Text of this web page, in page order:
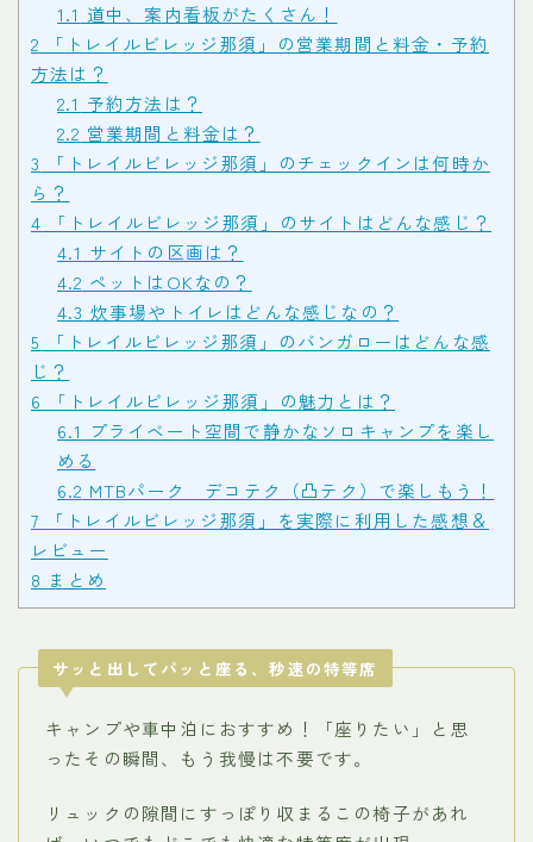
1.1 道中、案内看板がたくさん！
2 「トレイルビレッジ那須」の営業期間と料金・予約
方法は？
2.1 予約方法は？
2.2 営業期間と料金は？
3
「トレイルビレッジ那須」のチェックインは何時か
ら？
4 「トレイルビレッジ那須」のサイトはどんな感じ？
4.1 サイトの区画は？
4.2 ペットはOKなの？
4.3 炊事場やトイレはどんな感じなの？
5
「トレイルビレッジ那須」のバンガローはどんな感
じ？
6
「トレイルビレッジ那須」の魅力とは？
6.1 プライベート空間で静かなソロキャンプを楽し
める
6.2 MTBパーク デコテク（凸テク）で楽しもう！
7 「トレイルビレッジ那須」を実際に利用した感想＆
レビュー
8 まとめ
サッと出してパッと座る、秒速の特等席
キャンプや車中泊におすすめ！「座りたい」と思
ったその瞬間、もう我慢は不要です。
リュックの隙間にすっぽり収まるこの椅子があれ